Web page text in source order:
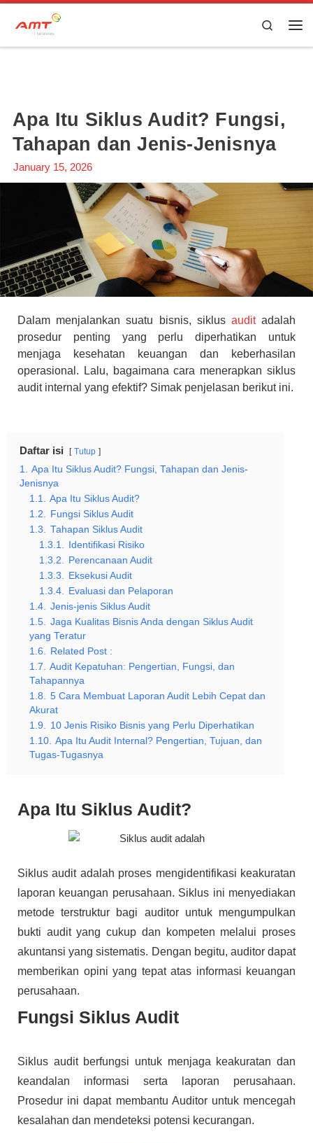
Skip to content Search
Apa Itu Siklus Audit? Fungsi,
Tahapan dan Jenis-Jenisnya
January 15, 2026
Dalam menjalankan suatu bisnis, siklus auditadalah
prosedur penting yang perlu diperhatikan untuk
menjaga kesehatan keuangan dan keberhasilan
operasional. Lalu, bagaimana cara menerapkan siklus
audit internal yang efektif? Simak penjelasan berikut ini.
Daftar isi Tutup
1.
Apa Itu Siklus Audit? Fungsi, Tahapan dan Jenis-
Jenisnya
1.1.
Apa Itu Siklus Audit?
1.2.
Fungsi Siklus Audit
1.3.
Tahapan Siklus Audit
1.3.1.
Identifikasi Risiko
1.3.2.
Perencanaan Audit
1.3.3.
Eksekusi Audit
1.3.4.
Evaluasi dan Pelaporan
1.4.
Jenis-jenis Siklus Audit
1.5.
Jaga Kualitas Bisnis Anda dengan Siklus Audit
yang Teratur
1.6.
Related Post :
1.7.
Audit Kepatuhan: Pengertian, Fungsi, dan
Tahapannya
1.8.
5 Cara Membuat Laporan Audit Lebih Cepat dan
Akurat
1.9.
10 Jenis Risiko Bisnis yang Perlu Diperhatikan
1.10. Apa Itu Audit Internal? Pengertian, Tujuan, dan
Tugas-Tugasnya
Apa Itu Siklus Audit?
Siklus audit adalah proses mengidentifikasi keakuratan
laporan keuangan perusahaan. Siklus ini menyediakan
metode terstruktur bagi auditor untuk mengumpulkan
bukti audit yang cukup dan kompeten melalui proses
akuntansi yang sistematis. Dengan begitu, auditor dapat
memberikan opini yang tepat atas informasi keuangan
perusahaan.
Fungsi Siklus Audit
Siklus audit berfungsi untuk menjaga keakuratan dan
keandalan informasi serta laporan perusahaan.
Prosedur ini dapat membantu Auditor untuk mencegah
kesalahan dan mendeteksi potensi kecurangan.